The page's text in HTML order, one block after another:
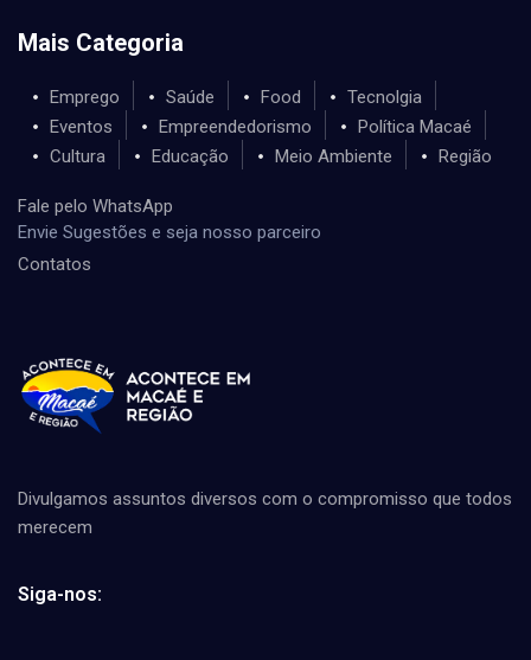
Mais Categoria
Emprego Saúde Food
Tecnolgia
Eventos
Empreendedorismo
Política Macaé
Cultura
Educação Meio Ambiente Região
Fale pelo WhatsApp
Envie Sugestões e seja nosso parceiro
Contatos
Divulgamos assuntos diversos com o compromisso que todos
merecem
Siga-nos: